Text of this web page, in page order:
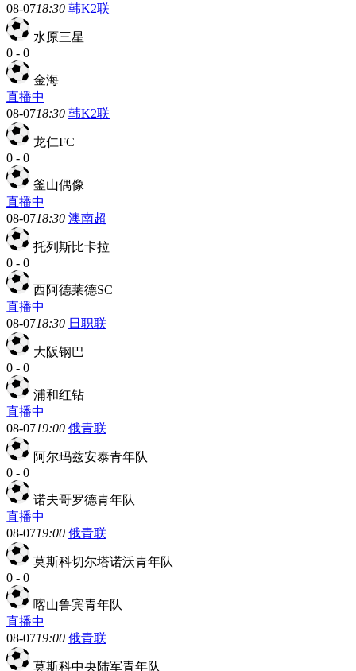
08-0718:30 韩K2联
水原三星
0 - 0
金海
直播中
08-0718:30 韩K2联
龙仁FC
0 - 0
釜山偶像
直播中
08-0718:30 澳南超
托列斯比卡拉
0 - 0
西阿德莱德SC
直播中
08-0718:30 日职联
大阪钢巴
0 - 0
浦和红钻
直播中
08-0719:00 俄青联
阿尔玛兹安泰青年队
0 - 0
诺夫哥罗德青年队
直播中
08-0719:00 俄青联
莫斯科切尔塔诺沃青年队
0 - 0
喀山鲁宾青年队
直播中
08-0719:00 俄青联
莫斯科中央陆军青年队